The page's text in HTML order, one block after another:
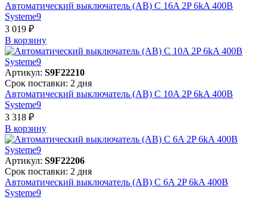
Автоматический выключатель (АВ) C 16A 2P 6kA 400В
Systeme9
3 019 ₽
В корзинy
Артикул: S9F22210
Срок поставки: 2 дня
Автоматический выключатель (АВ) C 10A 2P 6kA 400В
Systeme9
3 318 ₽
В корзинy
Артикул: S9F22206
Срок поставки: 2 дня
Автоматический выключатель (АВ) C 6A 2P 6kA 400В
Systeme9